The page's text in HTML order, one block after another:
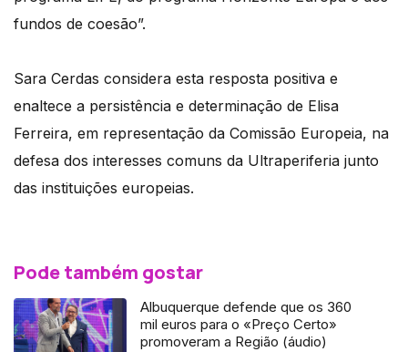
fundos de coesão”.
Sara Cerdas considera esta resposta positiva e
enaltece a persistência e determinação de Elisa
Ferreira, em representação da Comissão Europeia, na
defesa dos interesses comuns da Ultraperiferia junto
das instituições europeias.
Pode também gostar
Albuquerque defende que os 360
mil euros para o «Preço Certo»
promoveram a Região (áudio)